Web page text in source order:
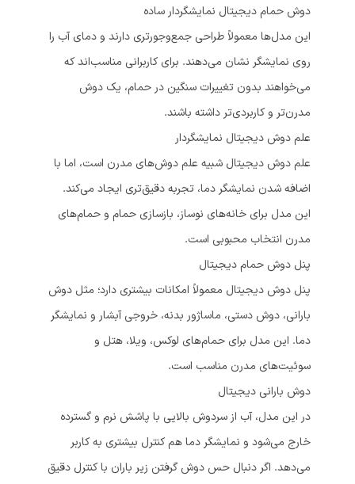
دوش حمام دیجیتال نمایشگردار ساده
این مدل‌ها معمولاً طراحی جمع‌وجورتری دارند و دمای آب را
روی نمایشگر نشان می‌دهند. برای کاربرانی مناسب‌اند که
می‌خواهند بدون تغییرات سنگین در حمام، یک دوش
مدرن‌تر و کاربردی‌تر داشته باشند.
علم دوش دیجیتال نمایشگردار
علم دوش دیجیتال شبیه علم دوش‌های مدرن است، اما با
اضافه شدن نمایشگر دما، تجربه دقیق‌تری ایجاد می‌کند.
این مدل برای خانه‌های نوساز، بازسازی حمام و حمام‌های
مدرن انتخاب محبوبی است.
پنل دوش حمام دیجیتال
پنل دوش دیجیتال معمولاً امکانات بیشتری دارد؛ مثل دوش
بارانی، دوش دستی، ماساژور بدنه، خروجی آبشار و نمایشگر
دما. این مدل برای حمام‌های لوکس، ویلا، هتل و
سوئیت‌های مدرن مناسب است.
دوش بارانی دیجیتال
در این مدل، آب از سردوش بالایی با پاشش نرم و گسترده
خارج می‌شود و نمایشگر دما هم کنترل بیشتری به کاربر
می‌دهد. اگر دنبال حس دوش گرفتن زیر باران با کنترل دقیق